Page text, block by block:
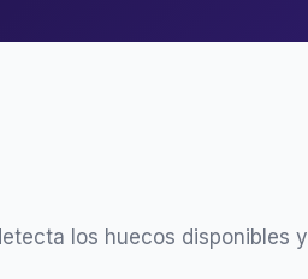
los huecos disponibles y